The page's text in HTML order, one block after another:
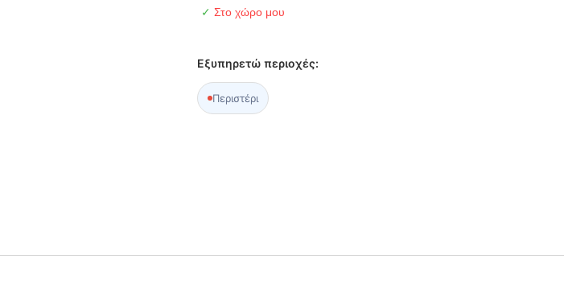
✓ Στο χώρο μου
Εξυπηρετώ περιοχές:
Περιστέρι